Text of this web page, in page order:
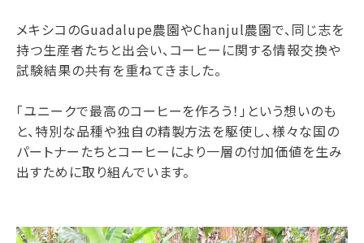
メキシコのGuadalupe農園やChanjul農園で、同じ志を
持つ生産者たちと出会い、コーヒーに関する情報交換や
試験結果の共有を重ねてきました。
「ユニークで最高のコーヒーを作ろう！」という想いのも
と、特別な品種や独自の精製方法を駆使し、様々な国の
パートナーたちとコーヒーにより一層の付加価値を生み
出すために取り組んでいます。